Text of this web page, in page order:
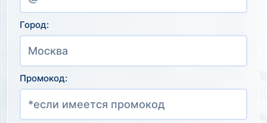
Город:
Промокод: